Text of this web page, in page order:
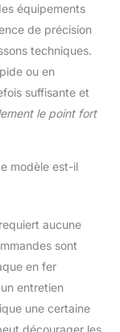
équipements
de précision
techniques.
ou en
suffisante et
le point fort
modèle est-il
aucune
sont
en fer
entretien
une certaine
décourager les